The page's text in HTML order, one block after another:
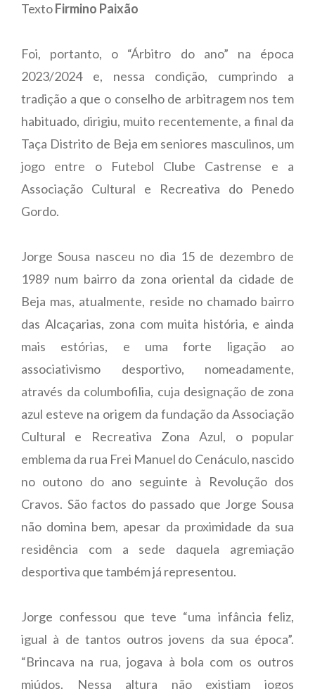
TextoFirmino Paixão
Foi, portanto, o “Árbitro do ano” na época
2023/2024 e, nessa condição, cumprindo a
tradição a que o conselho de arbitragem nos tem
habituado, dirigiu, muito recentemente, a final da
Taça Distrito de Beja em seniores masculinos, um
jogo entre o Futebol Clube Castrense e a
Associação Cultural e Recreativa do Penedo
Gordo.
Jorge Sousa nasceu no dia 15 de dezembro de
1989 num bairro da zona oriental da cidade de
Beja mas, atualmente, reside no chamado bairro
das Alcaçarias, zona com muita história, e ainda
mais estórias, e uma forte ligação ao
associativismo desportivo, nomeadamente,
através da columbofilia, cuja designação de zona
azul esteve na origem da fundação da Associação
Cultural e Recreativa Zona Azul, o popular
emblema da rua Frei Manuel do Cenáculo, nascido
no outono do ano seguinte à Revolução dos
Cravos. São factos do passado que Jorge Sousa
não domina bem, apesar da proximidade da sua
residência com a sede daquela agremiação
desportiva que também já representou.
Jorge confessou que teve “uma infância feliz,
igual à de tantos outros jovens da sua época”.
“Brincava na rua, jogava à bola com os outros
miúdos. Nessa altura não existiam jogos